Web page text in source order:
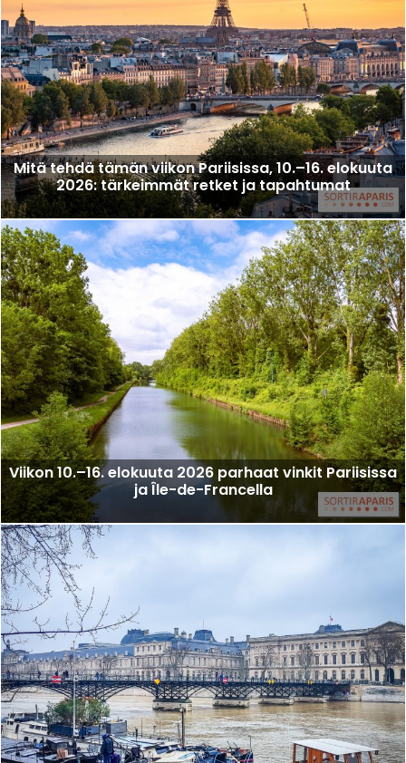
Mitä tehdä tämän viikon Pariisissa, 10.–16. elokuuta
2026: tärkeimmät retket ja tapahtumat
Viikon 10.–16. elokuuta 2026 parhaat vinkit Pariisissa
ja Île-de-Francella